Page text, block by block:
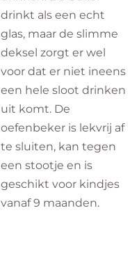
drinkt als een echt
glas, maar de slimme
deksel zorgt er wel
voor dat er niet ineens
een hele sloot drinken
uit komt. De
oefenbeker is lekvrij af
te sluiten, kan tegen
een stootje en is
geschikt voor kindjes
vanaf 9 maanden.